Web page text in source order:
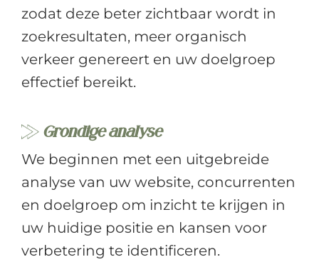
zodat deze beter zichtbaar wordt in
zoekresultaten, meer organisch
verkeer genereert en uw doelgroep
effectief bereikt.
Grondige analyse
We beginnen met een uitgebreide
analyse van uw website, concurrenten
en doelgroep om inzicht te krijgen in
uw huidige positie en kansen voor
verbetering te identificeren.